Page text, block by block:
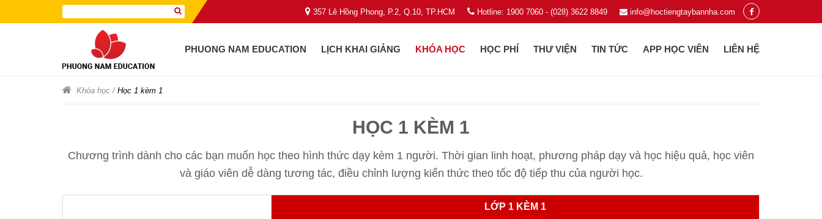
357 Lê Hồng Phong, P.2, Q.10, TP.HCM Hotline: 1900 7060 - (028) 3622 8849 info@hoctiengtaybannha.com
PHUONG NAM EDUCATION LỊCH KHAI GIẢNG KHÓA HỌC HỌC PHÍ THƯ VIỆN TIN TỨC APP HỌC VIÊN LIÊN HỆ
Khóa học / Học 1 kèm 1
HỌC 1 KÈM 1
Chương trình dành cho các bạn muốn học theo hình thức dạy kèm 1 người. Thời gian linh hoạt, phương pháp dạy và học hiệu quả, học viên
và giáo viên dễ dàng tương tác, điều chỉnh lượng kiến thức theo tốc độ tiếp thu của người học.
LỚP 1 KÈM 1